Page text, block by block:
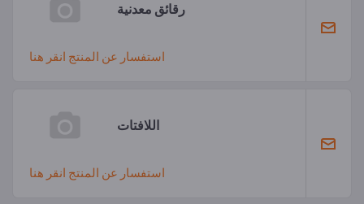
رقائق معدنية
استفسار عن المنتج انقر هنا
اللافتات
استفسار عن المنتج انقر هنا